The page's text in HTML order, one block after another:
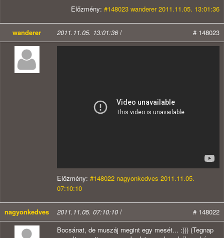
Előzmény: #148023 wanderer 2011.11.05. 13:01:36
wanderer 2011.11.05. 13:01:36/ # 148023
Előzmény: #148022 nagyonkedves 2011.11.05.
07:10:10
nagyonkedves 2011.11.05. 07:10:10 /
# 148022
Bocsánat, de muszáj megint egy mesét... :))) (Tegnap